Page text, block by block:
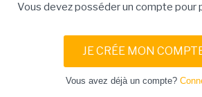
Vous devez posséder un compte pour
JE CRÉE MON
Vous avez déjà un compte?